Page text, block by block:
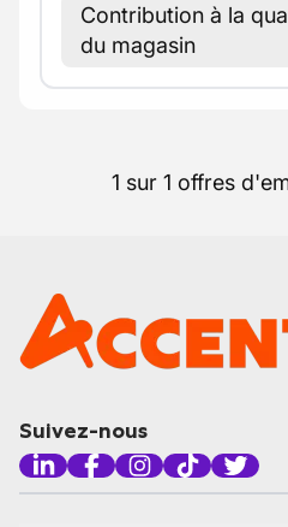
Contribution à la
du magasin
1 sur 1 offres
Suivez-nous